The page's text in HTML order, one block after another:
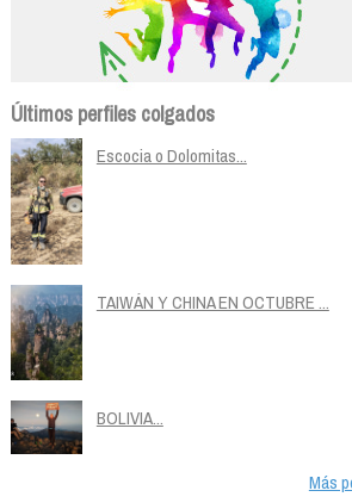
Últimos perfiles colgados
Escocia o Dolomitas...
TAIWÁN Y CHINA EN OCTUBRE ...
BOLIVIA...
Más